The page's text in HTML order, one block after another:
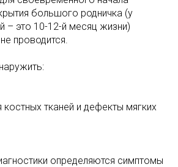
большого родничка (у
– это 10-12-й месяц жизни)
проводится.
тканей и дефекты мягких
определяются симптомы